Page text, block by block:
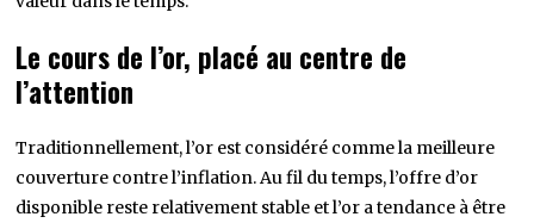
Le cours de l’or, placé au centre de
l’attention
Traditionnellement, l’or est considéré comme la meilleure
couverture contre l’inflation. Au fil du temps, l’offre d’or
disponible reste relativement stable et l’or a tendance à être